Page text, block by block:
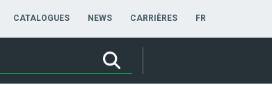
CATALOGUES NEWS CARRIÈRES FR